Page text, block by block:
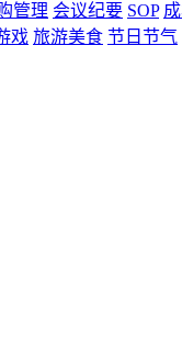
管理 会议纪要 SOP
戏 旅游美食 节日节气